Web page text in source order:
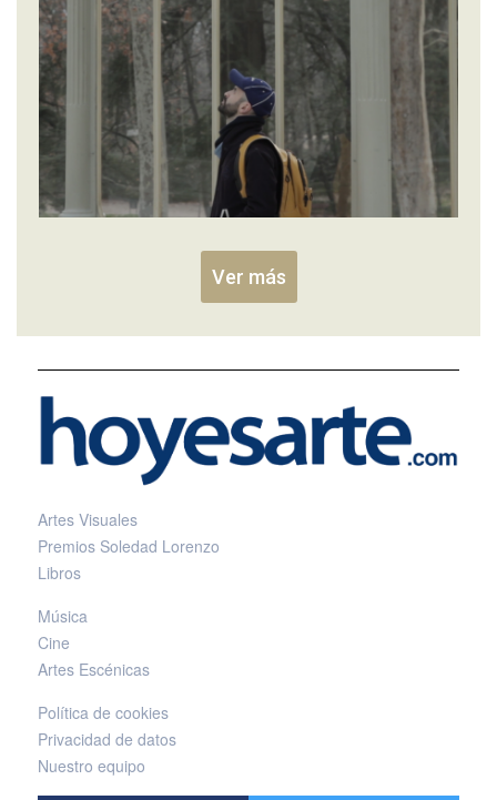
Ver más
Artes Visuales
Premios Soledad Lorenzo
Libros
Música
Cine
Artes Escénicas
Política de cookies
Privacidad de datos
Nuestro equipo